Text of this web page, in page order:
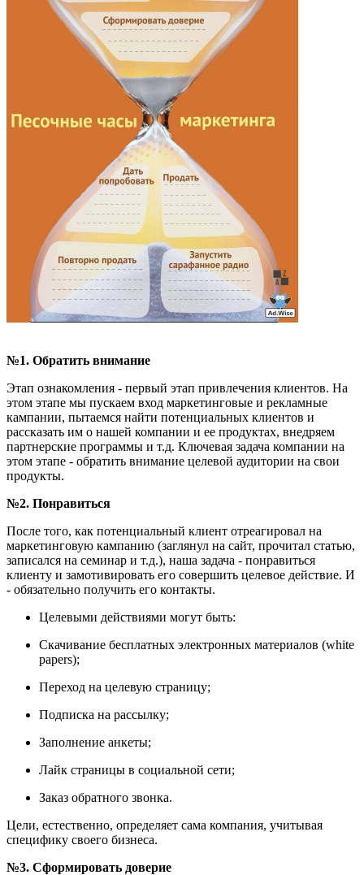
№1. Обратить внимание
Этап ознакомления - первый этап привлечения клиентов. На
этом этапе мы пускаем вход маркетинговые и рекламные
кампании, пытаемся найти потенциальных клиентов и
рассказать им о нашей компании и ее продуктах, внедряем
партнерские программы и т.д. Ключевая задача компании на
этом этапе - обратить внимание целевой аудитории на свои
продукты.
№2. Понравиться
После того, как потенциальный клиент отреагировал на
маркетинговую кампанию (заглянул на сайт, прочитал статью,
записался на семинар и т.д.), наша задача - понравиться
клиенту и замотивировать его совершить целевое действие. И
- обязательно получить его контакты.
Целевыми действиями могут быть:
Скачивание бесплатных электронных материалов (white
papers);
Переход на целевую страницу;
Подписка на рассылку;
Заполнение анкеты;
Лайк страницы в социальной сети;
Заказ обратного звонка.
Цели, естественно, определяет сама компания, учитывая
специфику своего бизнеса.
№3. Сформировать доверие